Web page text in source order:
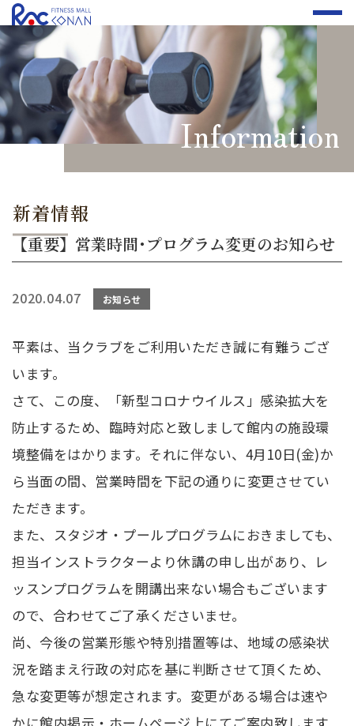
Information
新着情報
【重要】営業時間･プログラム変更のお知らせ
2020.04.07 お知らせ
平素は、当クラブをご利用いただき誠に有難うござ
います。
さて、この度、「新型コロナウイルス」感染拡大を
防止するため、臨時対応と致しまして館内の施設環
境整備をはかります。それに伴ない、4月10日(金)か
ら当面の間、営業時間を下記の通りに変更させてい
ただきます。
また、スタジオ・プールプログラムにおきましても、
担当インストラクターより休講の申し出があり、レ
ッスンプログラムを開講出来ない場合もございます
ので、合わせてご了承くださいませ。
尚、今後の営業形態や特別措置等は、地域の感染状
況を踏まえ行政の対応を基に判断させて頂くため、
急な変更等が想定されます。変更がある場合は速や